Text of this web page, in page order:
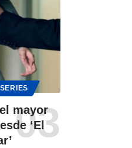
SERIES
mayor
‘El